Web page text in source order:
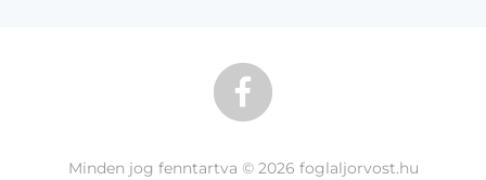
Minden jog fenntartva © 2026 foglaljorvost.hu